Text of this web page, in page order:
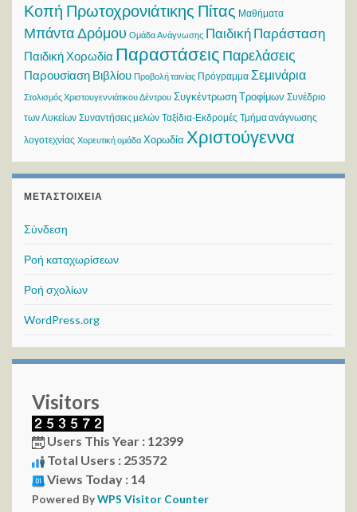
Κοπή Πρωτοχρονιάτικης Πίτας Μαθήματα
Μπάντα Δρόμου Ομάδα Ανάγνωσης Παιδική Παράσταση
Παιδική Χορωδία Παραστάσεις Παρελάσεις
Παρουσίαση Βιβλίου Προβολή ταινίας Πρόγραμμα Σεμινάρια
Στολισμός Χριστουγεννιάτικου Δέντρου Συγκέντρωση Τροφίμων Συνέδριο
των Λυκείων Συναντήσεις μελών Ταξίδια-Εκδρομές Τμήμα ανάγνωσης
λογοτεχνίας Χορευτική ομάδα Χορωδία Χριστούγεννα
ΜΕΤΑΣΤΟΙΧΕΊΑ
Σύνδεση
Ροή καταχωρίσεων
Ροή σχολίων
WordPress.org
Visitors
Users This Year : 12399
Total Users : 253572
Views Today : 14
Powered ByWPS Visitor Counter